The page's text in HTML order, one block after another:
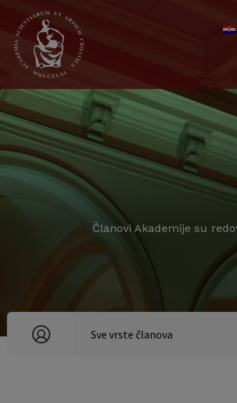
Članovi Akademije su